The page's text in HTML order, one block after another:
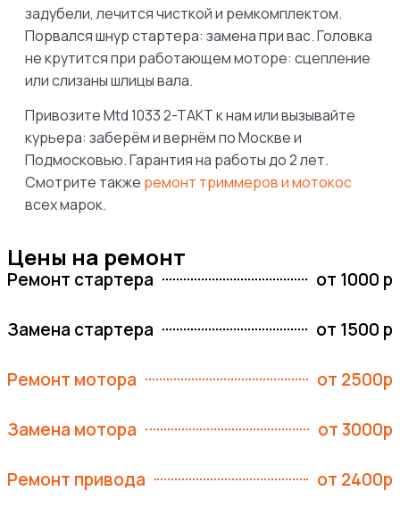
задубели, лечится чисткой и ремкомплектом.
Порвался шнур стартера: замена при вас. Головка
не крутится при работающем моторе: сцепление
или слизаны шлицы вала.
Привозите Mtd 1033 2-TAKT к нам или вызывайте
курьера: заберём и вернём по Москве и
Подмосковью. Гарантия на работы до 2 лет.
Смотрите также ремонт триммеров и мотокос
всех марок.
Цены на ремонт
Ремонт стартера от 1000 р
Замена стартера от 1500 р
Ремонт мотора от 2500р
Замена мотора от 3000р
Ремонт привода от 2400р